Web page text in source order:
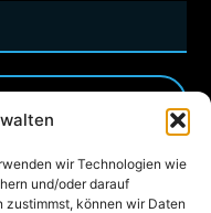
wir Technologien wie
und/oder darauf
zustimmst, können wir Daten